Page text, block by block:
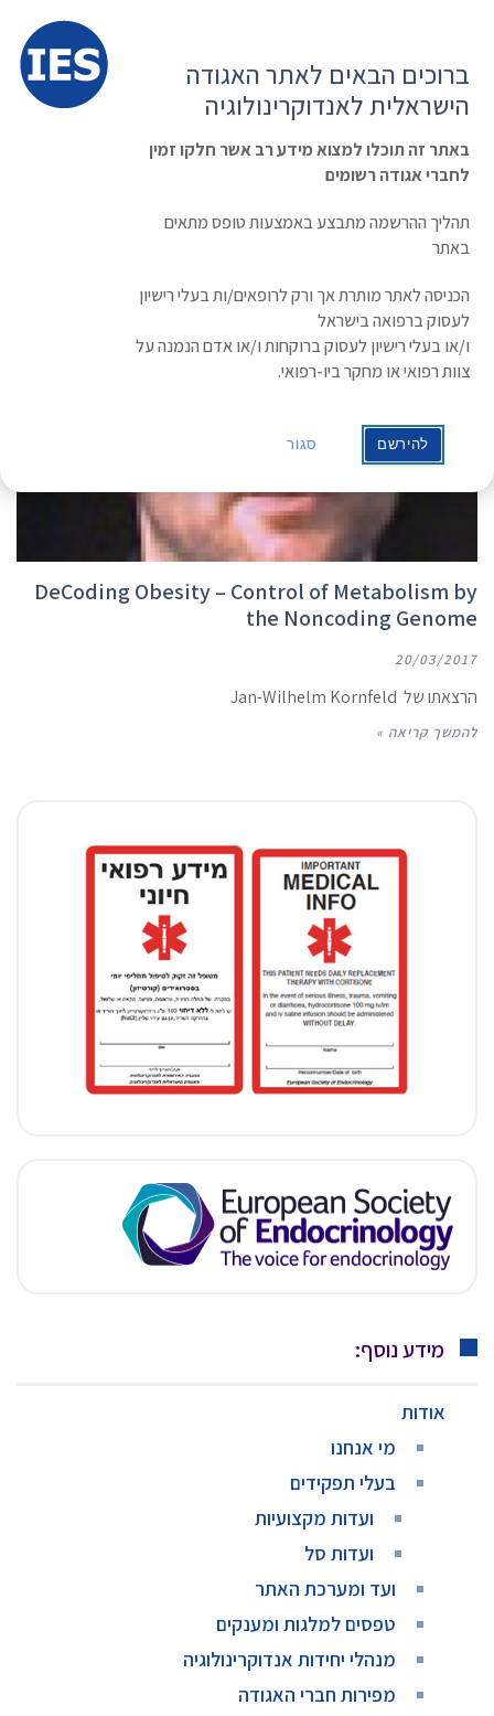
הרשמה ועדכון נתונים
כניסת חברים
ראשי » תעוד מפגש
Jan-Wilhelm Kornfeld
DeCoding Obesity – Control of Metabolism by
the Noncoding Genome
20/03/2017
הרצאתו של Jan-Wilhelm Kornfeld
להמשך קריאה »
מידע נוסף:
אודות
מי אנחנו
בעלי תפקידים
ועדות מקצועיות
ועדות סל
ועד ומערכת האתר
טפסים למלגות ומענקים
מנהלי יחידות אנדוקרינולוגיה
מפירות חברי האגודה
ברוכים הבאים לאתר האגודה
הישראלית לאנדוקרינולוגיה
באתר זה תוכלו למצוא מידע רב אשר חלקו זמין
לחברי אגודה רשומים
תהליך ההרשמה מתבצע באמצעות טופס מתאים
באתר
הכניסה לאתר מותרת אך ורק לרופאים/ות בעלי רישיון
לעסוק ברפואה בישראל
ו/או בעלי רישיון לעסוק ברוקחות ו/או אדם הנמנה על
צוות רפואי או מחקר ביו-רפואי.
להירשם סגור